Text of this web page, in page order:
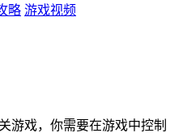
略 游戏视频
游戏，你需要在游戏中控制